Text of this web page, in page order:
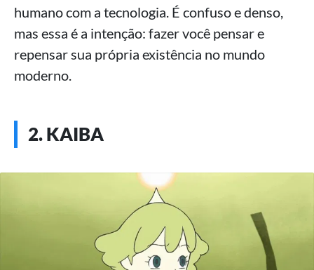
humano com a tecnologia. É confuso e denso,
mas essa é a intenção: fazer você pensar e
repensar sua própria existência no mundo
moderno.
2. KAIBA